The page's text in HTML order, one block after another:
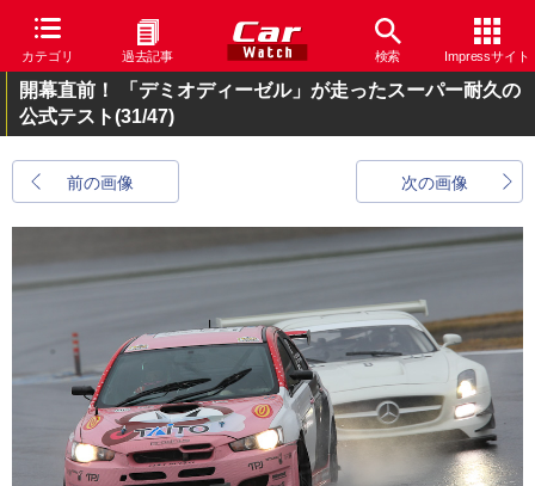
カテゴリ 過去記事 検索 Impressサイト
開幕直前！ 「デミオディーゼル」が走ったスーパー耐久の
公式テスト(31/47)
前の画像 次の画像